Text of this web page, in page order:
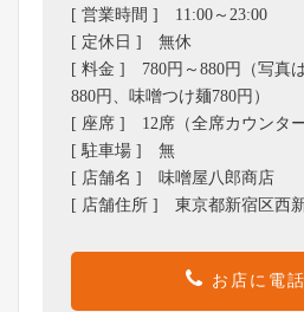
[ 営業時間 ] 11:00～23:00
[ 定休日 ] 無休
[ 料金 ] 780円～880円（写真
880円、味噌つけ麺780円）
[ 座席 ] 12席（全席カウンター
[ 駐車場 ] 無
[ 店舗名 ] 味噌屋八郎商店
[ 店舗住所 ] 東京都新宿区西
お店に電